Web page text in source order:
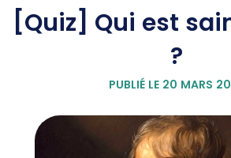
[Quiz] Qui est
?
PUBLIÉ LE 20 MARS